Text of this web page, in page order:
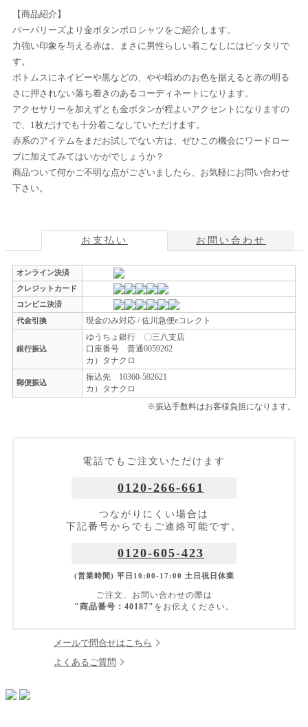
【商品紹介】
バーバリーズより金ボタンポロシャツをご紹介します。
力強い印象を与える赤は、まさに男性らしい着こなしにはピッタリで
す。
ボトムスにネイビーや黒などの、やや暗めのお色を据えると赤の明る
さに押されない落ち着きのあるコーディネートになります。
アクセサリーを加えずとも金ボタンが程よいアクセントになりますの
で、1枚だけでも十分着こなしていただけます。
赤系のアイテムをまだお試しでない方は、ぜひこの機会にワードロー
ブに加えてみてはいかがでしょうか？
商品ついて何かご不明な点がございましたら、お気軽にお問い合わせ
下さい。
お支払い お問い合わせ
オンライン決済
クレジットカード
コンビニ決済
代金引換
現金のみ対応 / 佐川急便eコレクト
銀行振込
ゆうちょ銀行 〇三八支店
口座番号 普通0059262
カ）タナクロ
郵便振込
振込先 10360-592621
カ）タナクロ
※振込手数料はお客様負担になります。
電話でもご注文いただけます
0120-266-661
つながりにくい場合は
下記番号からでもご連絡可能です。
0120-605-423
(営業時間) 平日10:00-17:00 土日祝日休業
ご注文、お問い合わせの際は
"商品番号：40187" をお伝えください。
メールで問合せはこちら
よくあるご質問